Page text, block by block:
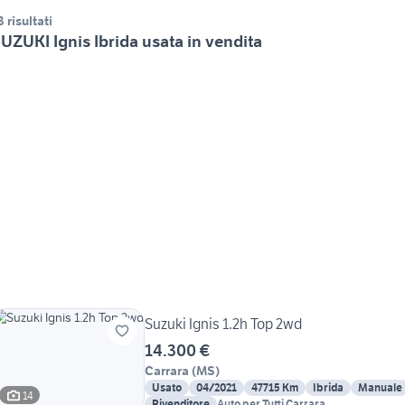
risultati
Ignis Ibrida usata in vendita
14
Suzuki Ignis 1.2h Top 2wd
14.300 €
Carrara (MS)
Usato 04/2021 47715 Km Ibrida Manuale